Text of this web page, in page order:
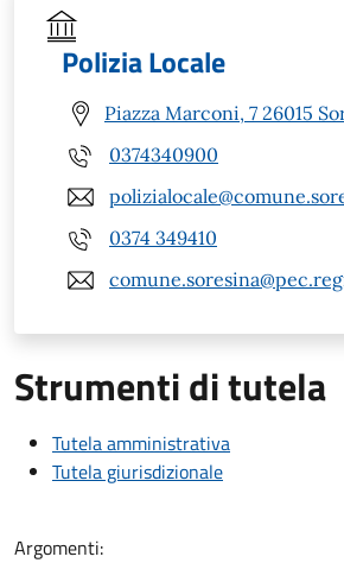
Polizia Locale
Piazza Marconi, 7 26015
0374340900
0374 349410
Strumenti di tutela
Tutela amministrativa
Tutela giurisdizionale
Argomenti: